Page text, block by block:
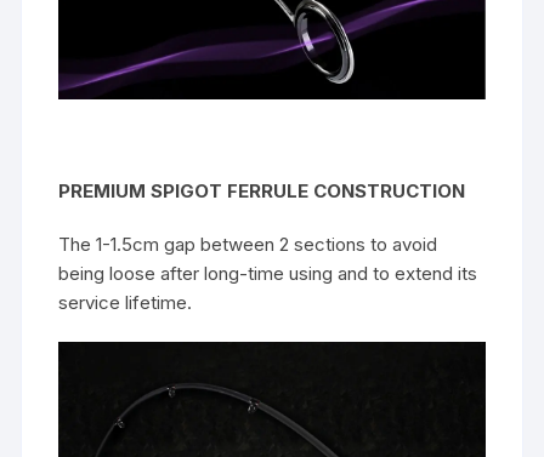
PREMIUM SPIGOT FERRULE CONSTRUCTION
The 1-1.5cm gap between 2 sections to avoid
being loose after long-time using and to extend its
service lifetime.